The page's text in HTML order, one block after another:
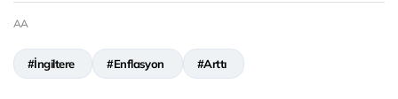
AA
#İngiltere #Enflasyon #Arttı